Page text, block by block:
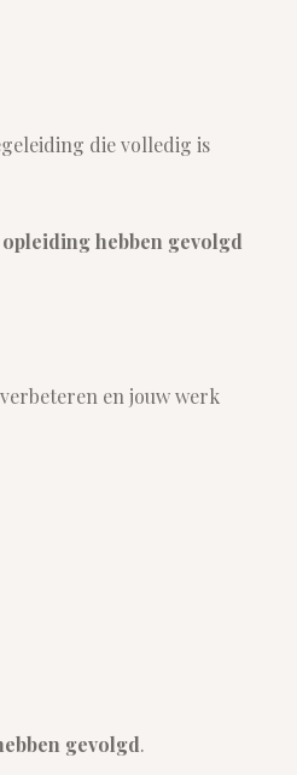
die volledig is
hebben gevolgd
en jouw werk
gevolgd.